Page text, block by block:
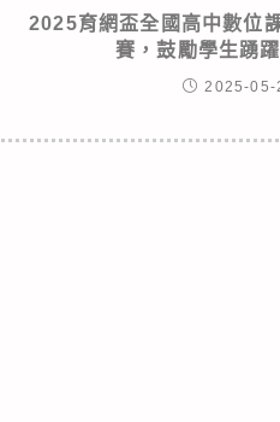
2025育網盃全國高中數位
賽，鼓勵學生踴
2025-05-